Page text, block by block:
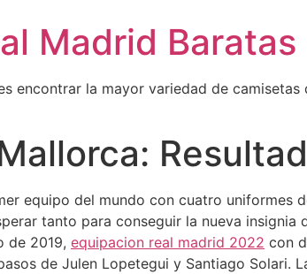
Madrid Baratas
encontrar la mayor variedad de
equipo del mundo con cuatro
tanto para conseguir la nueva insignia
de 2019, equipacion real madrid 2022 con
de Julen Lopetegui y Santiago Solari.